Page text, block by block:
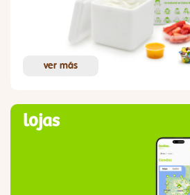
ver más
lojas